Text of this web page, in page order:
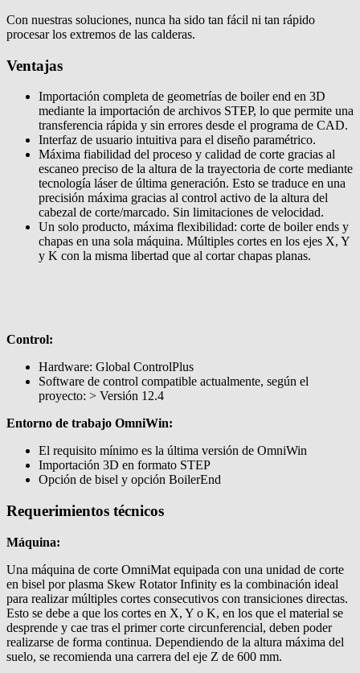
Con nuestras soluciones, nunca ha sido tan fácil ni tan rápido
procesar los extremos de las calderas.
Ventajas
Importación completa de geometrías de boiler end en 3D
mediante la importación de archivos STEP, lo que permite una
transferencia rápida y sin errores desde el programa de CAD.
Interfaz de usuario intuitiva para el diseño paramétrico.
Máxima fiabilidad del proceso y calidad de corte gracias al
escaneo preciso de la altura de la trayectoria de corte mediante
tecnología láser de última generación. Esto se traduce en una
precisión máxima gracias al control activo de la altura del
cabezal de corte/marcado. Sin limitaciones de velocidad.
Un solo producto, máxima flexibilidad: corte de boiler ends y
chapas en una sola máquina. Múltiples cortes en los ejes X, Y
y K con la misma libertad que al cortar chapas planas.
Control:
Hardware: Global ControlPlus
Software de control compatible actualmente, según el
proyecto: > Versión 12.4
Entorno de trabajo OmniWin:
El requisito mínimo es la última versión de OmniWin
Importación 3D en formato STEP
Opción de bisel y opción BoilerEnd
Requerimientos técnicos
Máquina:
Una máquina de corte OmniMat equipada con una unidad de corte
en bisel por plasma Skew Rotator Infinity es la combinación ideal
para realizar múltiples cortes consecutivos con transiciones directas.
Esto se debe a que los cortes en X, Y o K, en los que el material se
desprende y cae tras el primer corte circunferencial, deben poder
realizarse de forma continua. Dependiendo de la altura máxima del
suelo, se recomienda una carrera del eje Z de 600 mm.